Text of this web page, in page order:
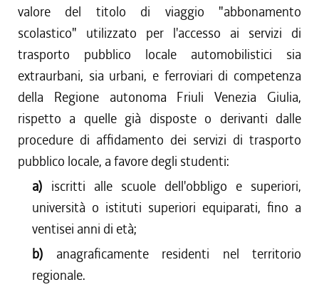
valore del titolo di viaggio "abbonamento
scolastico" utilizzato per l'accesso ai servizi di
trasporto pubblico locale automobilistici sia
extraurbani, sia urbani, e ferroviari di competenza
della Regione autonoma Friuli Venezia Giulia,
rispetto a quelle già disposte o derivanti dalle
procedure di affidamento dei servizi di trasporto
pubblico locale, a favore degli studenti:
a) iscritti alle scuole dell'obbligo e superiori,
università o istituti superiori equiparati, fino a
ventisei anni di età;
b) anagraficamente residenti nel territorio
regionale.